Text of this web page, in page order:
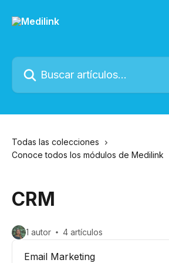
Buscar artículos...
Todas las colecciones
Conoce todos los módulos de Medilink
CRM
1 autor 4 artículos
Email Marketing